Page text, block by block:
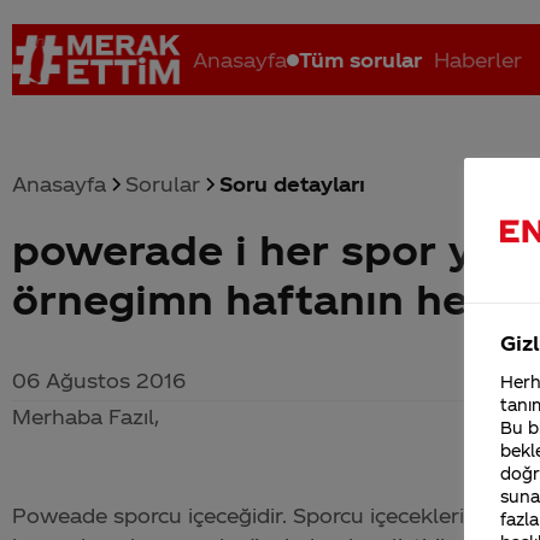
Anasayfa Tüm sorular Haberler
Coca-Cola nerenin malı? Coca cola İsrail malı mı Yani ...
Anasayfa Sorular Soru detayları
powerade i her spor
örnegimn haftanın her
06 Ağustos 2016
Merhaba Fazıl,
Poweade sporcu içeceğidir. Sporcu içecekleri, spor
Bu